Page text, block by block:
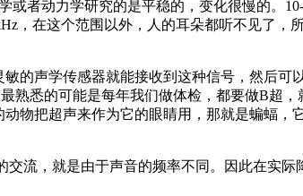
者动力学研究的是平稳的，变化很慢的。
，在这个范围以外，人的耳朵都听不见了，
的声学传感器就能接收到这种信号，然后可
熟悉的可能是每年我们做体检，都要做B超
物把超声来作为它的眼睛用，那就是蝙蝠，
流，就是由于声音的频率不同。因此在实际